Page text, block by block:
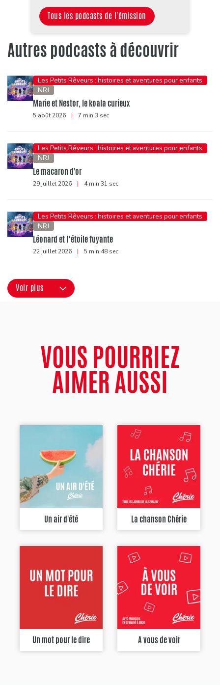
Tous les podcasts de l'émission
Autres podcasts à découvrir
Les Petits Rêveurs : histoires et aventures pour enfants
NRJ
Marie et Nestor, le koala curieux
5 août 2026 | 7 min 3 sec
Les Petits Rêveurs : histoires et aventures pour enfants
NRJ
Le macaron d'or
29 juillet 2026 | 4 min 31 sec
Les Petits Rêveurs : histoires et aventures pour enfants
NRJ
Léonard et l’étoile fuyante
22 juillet 2026 | 5 min 48 sec
Voir plus
VOUS POURRIEZ
AIMER AUSSI
Un air d'été La chanson Chérie
Un mot pour le dire A vous de voir